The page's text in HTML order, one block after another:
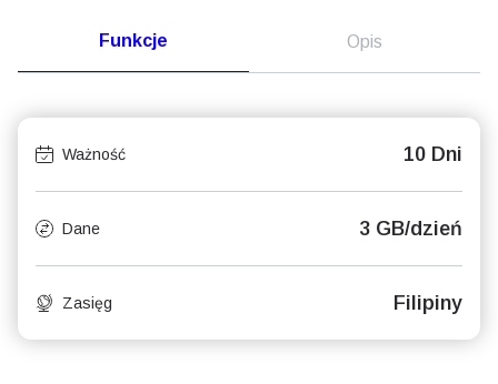
Funkcje Opis
Ważność 10 Dni
Dane 3 GB/dzień
Zasięg Filipiny